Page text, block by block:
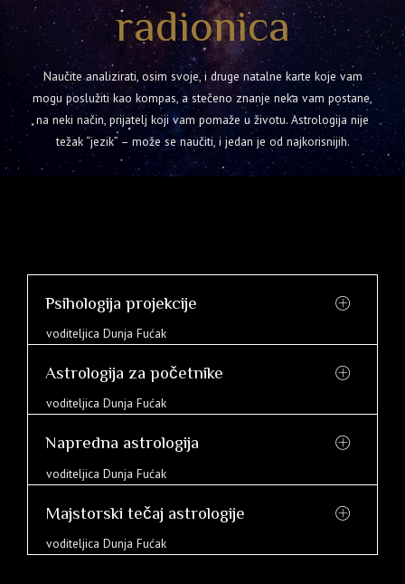
radionica
Naučite analizirati, osim svoje, i druge natalne karte koje vam
mogu poslužiti kao kompas, a stečeno znanje neka vam postane,
na neki način, prijatelj koji vam pomaže u životu. Astrologija nije
težak “jezik” – može se naučiti, i jedan je od najkorisnijih.
Psihologija projekcije
voditeljica Dunja Fućak
Astrologija za početnike
voditeljica Dunja Fućak
Napredna astrologija
voditeljica Dunja Fućak
Majstorski tečaj astrologije
voditeljica Dunja Fućak